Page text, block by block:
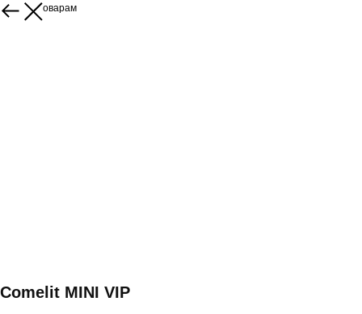
Назад к товарам
Comelit MINI VIP